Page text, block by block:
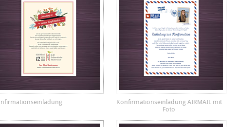
Konfirmationseinladung AIRMAIL mit
Foto